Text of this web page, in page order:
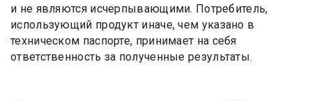
и не являются исчерпывающими. Потребитель,
использующий продукт иначе, чем указано в
техническом паспорте, принимает на себя
ответственность за полученные результаты.